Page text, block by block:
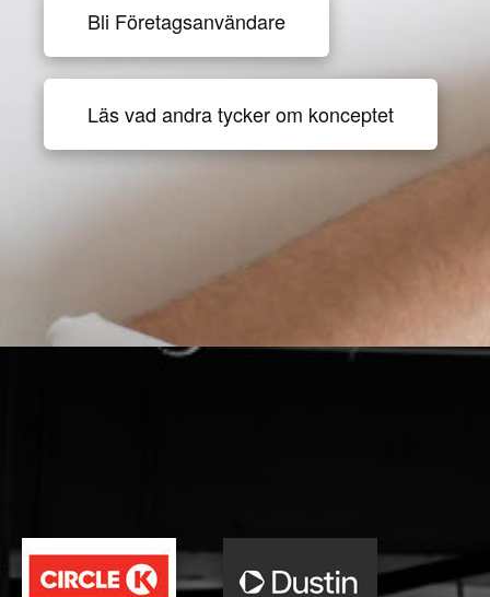
Bli Företagsanvändare
Läs vad andra tycker om konceptet